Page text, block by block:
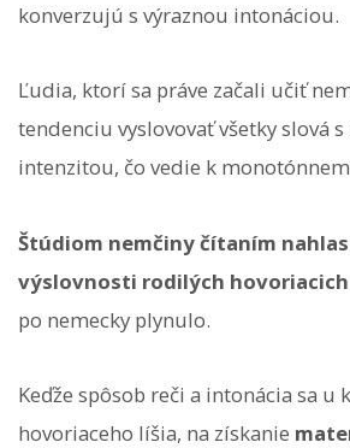
konverzujú s výraznou intonáciou.
Ľudia, ktorí sa práve začali učiť
tendenciu vyslovovať všetky slová
intenzitou, čo vedie k
Štúdiom nemčiny čítaním
výslovnosti rodilých hovoriacich
po nemecky plynulo.
Keďže spôsob reči a intonácia sa u
hovoriaceho líšia, na získanie